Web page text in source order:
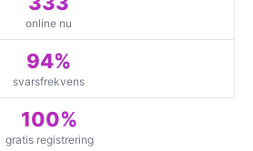
online nu
94%
svarsfrekvens
100%
gratis registrering